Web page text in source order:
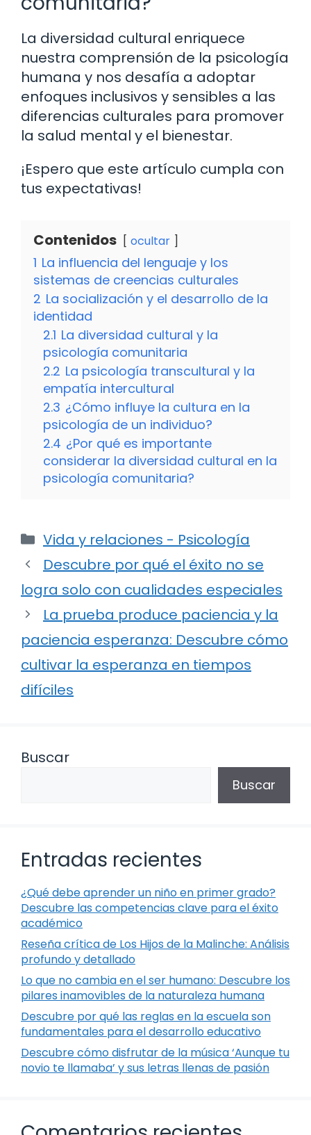
La diversidad cultural enriquece
nuestra comprensión de la psicología
humana y nos desafía a adoptar
enfoques inclusivos y sensibles a las
diferencias culturales para promover
la salud mental y el bienestar.
¡Espero que este artículo cumpla con
tus expectativas!
Contenidos ocultar
1 La influencia del lenguaje y los
sistemas de creencias culturales
2 La socialización y el desarrollo de la
identidad
2.1 La diversidad cultural y la
psicología comunitaria
2.2 La psicología transcultural y la
empatía intercultural
2.3 ¿Cómo influye la cultura en la
psicología de un individuo?
2.4 ¿Por qué es importante
considerar la diversidad cultural en la
psicología comunitaria?
Categorías
Vida y relaciones - Psicología
Descubre por qué el éxito no se
logra solo con cualidades especiales
La prueba produce paciencia y la
paciencia esperanza: Descubre cómo
cultivar la esperanza en tiempos
difíciles
Buscar
Buscar
Entradas recientes
¿Qué debe aprender un niño en primer grado?
Descubre las competencias clave para el éxito
académico
Reseña crítica de Los Hijos de la Malinche: Análisis
profundo y detallado
Lo que no cambia en el ser humano: Descubre los
pilares inamovibles de la naturaleza humana
Descubre por qué las reglas en la escuela son
fundamentales para el desarrollo educativo
Descubre cómo disfrutar de la música ‘Aunque tu
novio te llamaba’ y sus letras llenas de pasión